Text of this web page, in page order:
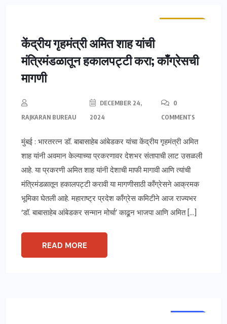
केंद्रीय गृहमंत्री अमित शाह यांची
मंत्रिमंडळातून हकालपट्टी करा; काँग्रेसची
मागणी
RAJKARAN BUREAU
DECEMBER 24,
2024
0
COMMENTS
मुंबई : भारतरत्न डॉ. बाबासाहेब आंबेडकर यांचा केंद्रीय गृहमंत्री अमित
शाह यांनी अवमान केल्याच्या प्रकरणावर देशभर संतापाची लाट उसळली
आहे. या प्रकरणी अमित शाह यांनी देशाची माफी मागावी आणि त्यांची
मंत्रिमंडळातून हकालपट्टी करावी या मागणीसाठी काँग्रेसने आक्रमक
भूमिका घेतली आहे. महाराष्ट्र प्रदेश काँग्रेस कमिटीने आज राज्यभर
‘डॉ. बाबासाहेब आंबेडकर सन्मान मोर्चा’ काढून भाजपा आणि अमित […]
READ MORE